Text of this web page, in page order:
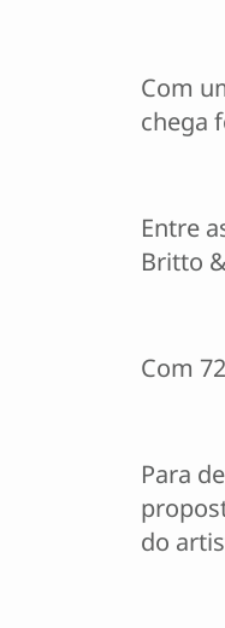
Com
chega
Entre
Britto
Com
Para
do